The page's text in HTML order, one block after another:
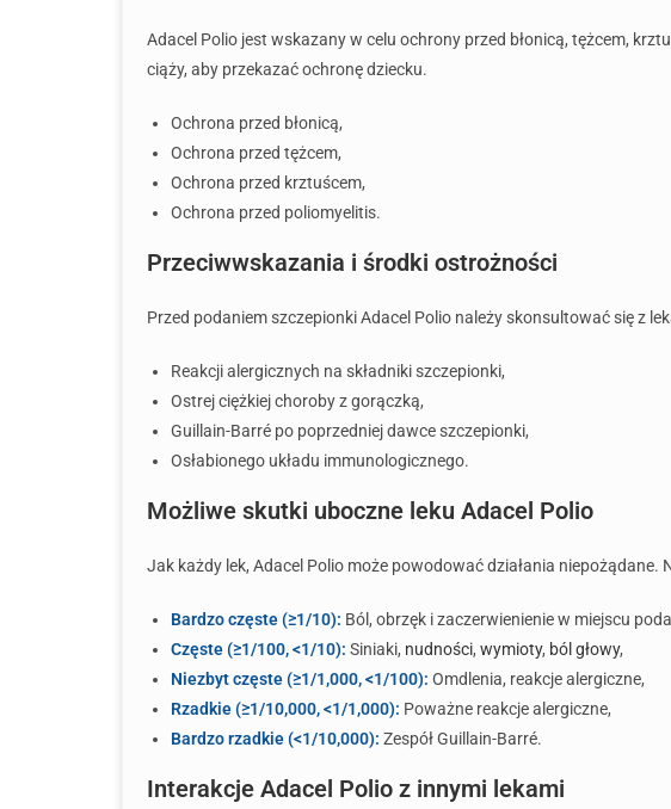
Adacel Polio jest wskazany w celu ochrony przed błonicą, tężcem,
ciąży, aby przekazać ochronę dziecku.
Ochrona przed błonicą,
Ochrona przed tężcem,
Ochrona przed krztuścem,
Ochrona przed poliomyelitis.
Przeciwwskazania i środki ostrożności
Przed podaniem szczepionki Adacel Polio należy skonsultować się z
Reakcji alergicznych na składniki szczepionki,
Ostrej ciężkiej choroby z gorączką,
Guillain-Barré po poprzedniej dawce szczepionki,
Osłabionego układu immunologicznego.
Możliwe skutki uboczne leku Adacel Polio
Jak każdy lek, Adacel Polio może powodować działania niepożądane.
Bardzo częste (≥1/10): Ból, obrzęk i zaczerwienienie w miejscu
Częste (≥1/100, <1/10): Siniaki, nudności, wymioty, ból głowy,
Niezbyt częste (≥1/1,000, <1/100): Omdlenia, reakcje alergiczne,
Rzadkie (≥1/10,000, <1/1,000): Poważne reakcje alergiczne,
Bardzo rzadkie (<1/10,000): Zespół Guillain-Barré.
Interakcje Adacel Polio z innymi lekami